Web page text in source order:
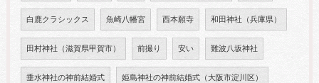
白鹿クラシックス 魚崎八幡宮 西本願寺 和田神社（兵庫県）
田村神社（滋賀県甲賀市） 前撮り 安い 難波八坂神社
垂水神社の神前結婚式 姫島神社の神前結婚式（大阪市淀川区）